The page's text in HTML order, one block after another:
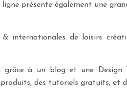
présente également une
internationales de loisirs
grâce à un blog et une
des tutoriels gratuits, et